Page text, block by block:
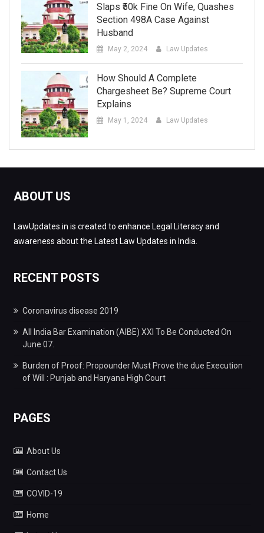
Slaps ₹50k Fine On Wife, Quashes
Section 498A Case Against
Husband
May 2, 2024 Law Updates
How Should A Complete
Chargesheet Be? Supreme Court
Explains
May 1, 2024 Law Updates
ABOUT US
LawUpdates.in is created to enhance Legal Literacy and
awareness about the Latest Law Updates in India.
RECENT POSTS
Coronavirus disease 2019
All India Bar Examination (AIBE) XXI To Be Conducted On
June 07.
Burden of Proof: Propounder Must Prove the due Execution
of Will : Punjab and Haryana High Court
PAGES
About Us
Contact Us
COVID-19
Home